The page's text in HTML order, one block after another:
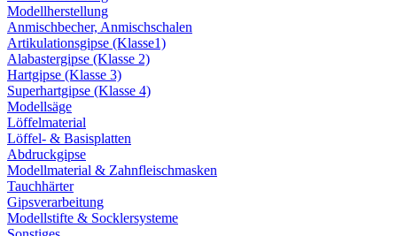
Modellherstellung
Anmischbecher, Anmischschalen
Artikulationsgipse (Klasse1)
Alabastergipse (Klasse 2)
Hartgipse (Klasse 3)
Superhartgipse (Klasse 4)
Modellsäge
Löffelmaterial
Löffel- & Basisplatten
Abdruckgipse
Modellmaterial & Zahnfleischmasken
Tauchhärter
Gipsverarbeitung
Modellstifte & Socklersysteme